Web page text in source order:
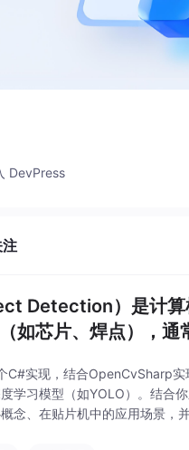
DevPress
注
Detection）是计
如芯片、焊点），
C#实现，结合OpenCvSharp
学习模型（如YOLO）。结合
念、在贴片机中的应用场景，